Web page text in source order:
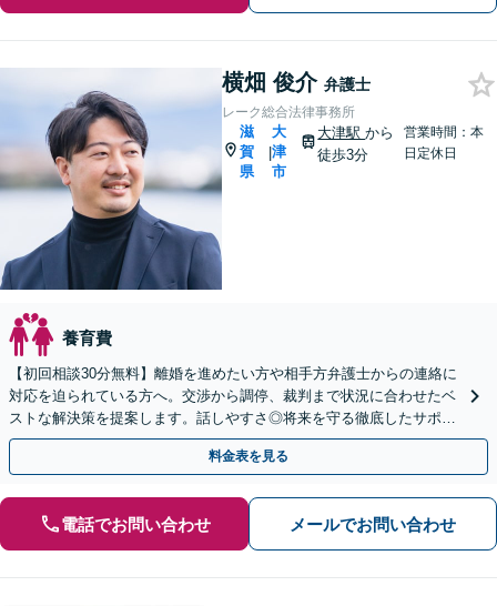
横畑 俊介 弁護士
レーク総合法律事務所
滋
賀
県
|
大
津
市
大津駅から
徒歩3分
営業時間：本
日定休日
養育費
【初回相談30分無料】離婚を進めたい方や相手方弁護士からの連絡に
対応を迫られている方へ。交渉から調停、裁判まで状況に合わせたベ
ストな解決策を提案します。話しやすさ◎将来を守る徹底したサポー
トをいたします。【大津駅徒歩3分】
料金表を見る
電話でお問い合わせ メールでお問い合わせ